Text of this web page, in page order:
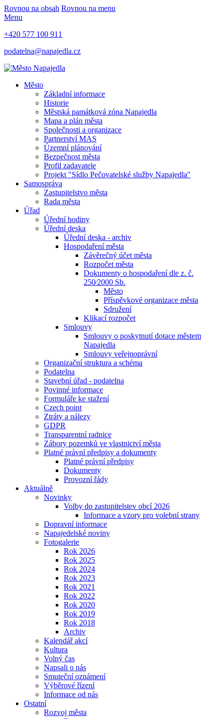
Rovnou na obsah Rovnou na menu
Menu
+420 577 100 911
podatelna@napajedla.cz
Město
Základní informace
Historie
Městská památková zóna Napajedla
Mapa a plán města
Společnosti a organizace
Partnerství MAS
Územní plánování
Bezpečnost města
Profil zadavatele
Projekt "Sídlo Pečovatelské služby Napajedla"
Samospráva
Zastupitelstvo města
Rada města
Úřad
Úřední hodiny
Úřední deska
Úřední deska - archiv
Hospodaření města
Závěrečný účet města
Rozpočet města
Dokumenty o hospodaření dle z. č.
250⁄2000 Sb.
Město
Příspěvkové organizace města
Sdružení
Klikací rozpočet
Smlouvy
Smlouvy o poskytnutí dotace městem
Napajedla
Smlouvy veřejnoprávní
Organizační struktura a schéma
Podatelna
Stavební úřad - podatelna
Povinné informace
Formuláře ke stažení
Czech point
Ztráty a nálezy
GDPR
Transparentní radnice
Zábory pozemků ve vlastnictví města
Platné právní předpisy a dokumenty
Platné právní předpisy
Dokumenty
Provozní řády
Aktuálně
Novinky
Volby do zastupitelstev obcí 2026
Informace a vzory pro volební strany
Dopravní informace
Napajedelské noviny
Fotogalerie
Rok 2026
Rok 2025
Rok 2024
Rok 2023
Rok 2021
Rok 2022
Rok 2020
Rok 2019
Rok 2018
Archiv
Kalendář akcí
Kultura
Volný čas
Napsali o nás
Smuteční oznámení
Výběrové řízení
Informace od nás
Ostatní
Rozvoj města